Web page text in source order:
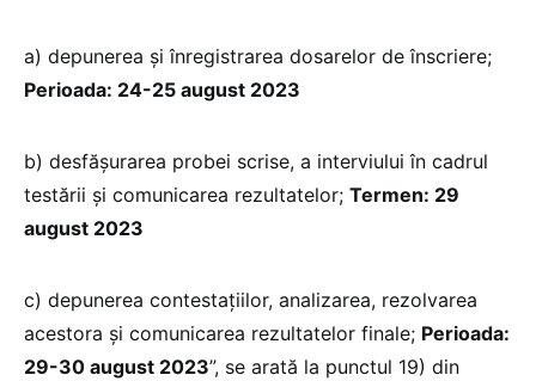
a) depunerea şi înregistrarea dosarelor de înscriere;
Perioada: 24-25 august 2023
b) desfăşurarea probei scrise, a interviului în cadrul
testării şi comunicarea rezultatelor; Termen: 29
august 2023
c) depunerea contestaţiilor, analizarea, rezolvarea
acestora şi comunicarea rezultatelor finale; Perioada:
29-30 august 2023”, se arată la punctul 19) din